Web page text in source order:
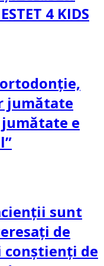
4 KIDS
jumătate
e
sunt
de
conștienți de